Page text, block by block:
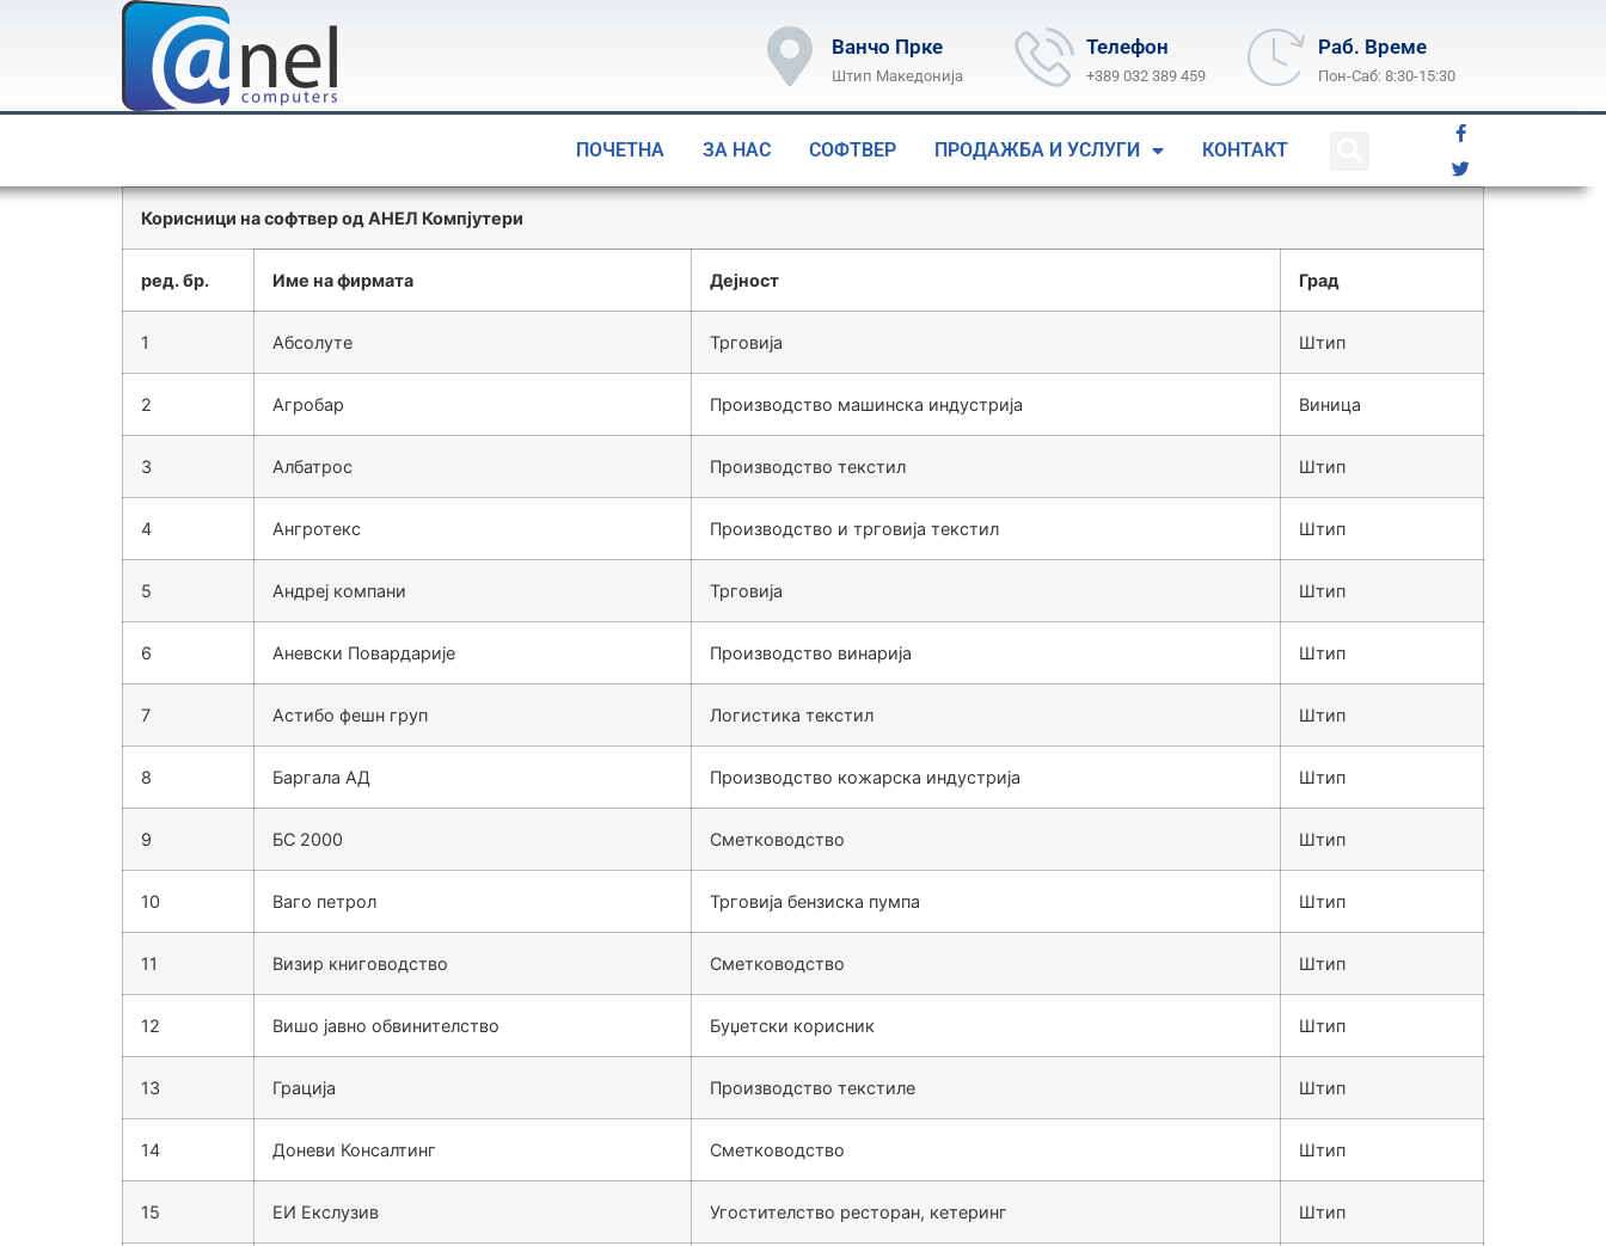
Ванчо Прке
Штип Македонија
Телефон
+389 032 389 459
Раб. Време
Пон-Саб: 8:30-15:30
ПОЧЕТНА ЗА НАС СОФТВЕР ПРОДАЖБА И УСЛУГИ КОНТАКТ
Корисници на софтвер од АНЕЛ Компјутери
ред. бр. Име на фирмата Дејност Град
1 Абсолуте Трговија Штип
2 Агробар Производство машинска индустрија Виница
3 Албатрос Производство текстил Штип
4 Ангротекс Производство и трговија текстил Штип
5 Андреј компани Трговија Штип
6 Аневски Повардарије Производство винарија Штип
7 Астибо фешн груп Логистика текстил Штип
8 Баргала АД Производство кожарска индустрија Штип
9 БС 2000 Сметководство Штип
10 Ваго петрол Трговија бензиска пумпа Штип
11 Визир книговодство Сметководство Штип
12 Вишо јавно обвинителство Буџетски корисник Штип
13 Грација Производство текстиле Штип
14 Доневи Консалтинг Сметководство Штип
15 ЕИ Екслузив Угостителство ресторан, кетеринг Штип